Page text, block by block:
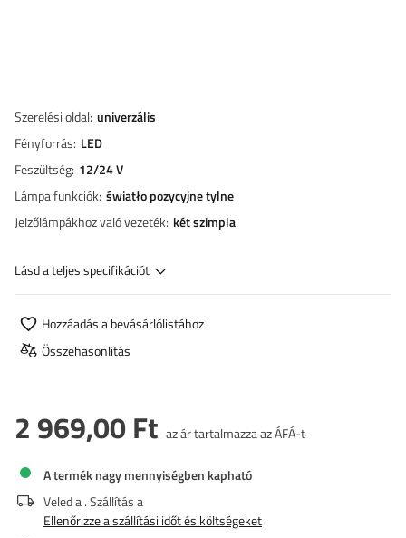
Szerelési oldal univerzális
Fényforrás LED
Feszültség 12/24 V
Lámpa funkciók światło pozycyjne tylne
Jelzőlámpákhoz való vezeték két szimpla
Lásd a teljes specifikációt
Hozzáadás a bevásárlólistához
Összehasonlítás
2 969,00 Ft az ár tartalmazza az ÁFÁ-t
A termék nagy mennyiségben kapható
Veled a. Szállítás a
Ellenőrizze a szállítási időt és költségeket